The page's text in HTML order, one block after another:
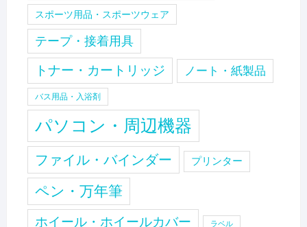
スポーツ用品・スポーツウェア
テープ・接着用具
トナー・カートリッジ ノート・紙製品
バス用品・入浴剤
パソコン・周辺機器
ファイル・バインダー プリンター
ペン・万年筆
ホイール・ホイールカバー ラベル